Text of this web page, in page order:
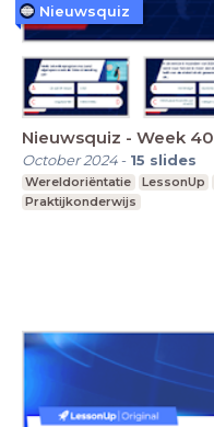
Nieuwsquiz - Week
October 2024- 15 slides
Wereldoriëntatie LessonUp
Praktijkonderwijs
Nieuwsquiz